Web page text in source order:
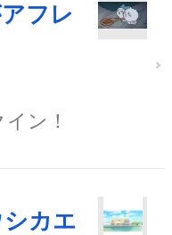
フレ
ン！
カエ